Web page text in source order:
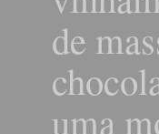
de
uma